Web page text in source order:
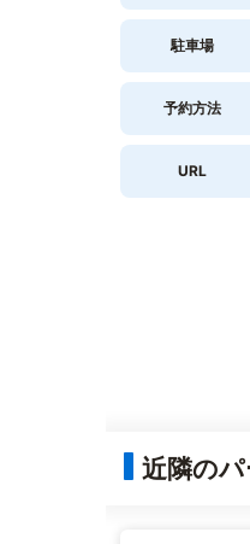
駐車場
予約方法
URL
近隣の